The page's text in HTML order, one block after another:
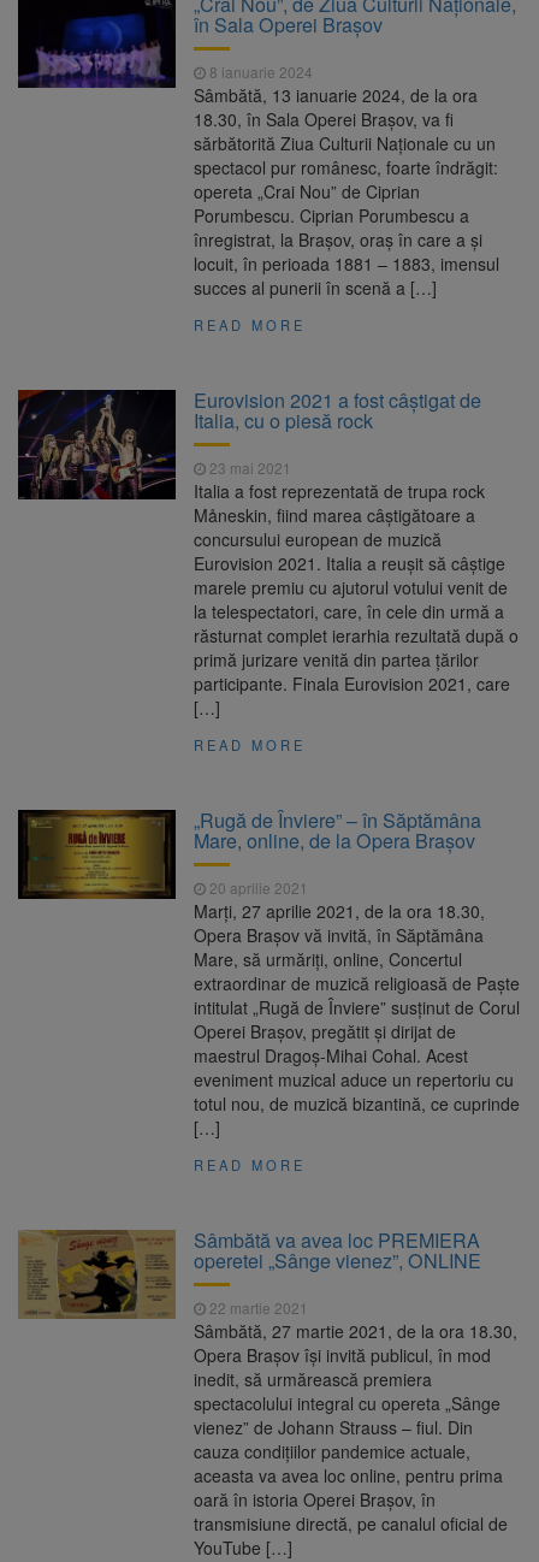
6 august 2026
AUR a lansat platforma
suspeND.ro pentru urmărirea inițiativei de
suspendare a președintelui Nicușor Dan
Înalta Curte analizează
dosarul lui Călin Georgescu și Horațiu Potra.
Judecătorii decid dacă începe procesul
Strategia națională pentru
biodiversitate 2026-2030, adoptată de Senat.
Proiectul merge la promulgare
în Sala Operei Brașov
8 ianuarie 2024
Sâmbătă, 13 ianuarie 2024, de la ora
18.30, în Sala Operei Brașov, va fi
sărbătorită Ziua Culturii Naționale cu un
spectacol pur românesc, foarte îndrăgit:
opereta „Crai Nou” de Ciprian
Porumbescu. Ciprian Porumbescu a
înregistrat, la Brașov, oraș în care a și
locuit, în perioada 1881 – 1883, imensul
succes al punerii în scenă a […]
READ MORE
Eurovision 2021 a fost câștigat de
Italia, cu o piesă rock
23 mai 2021
Italia a fost reprezentată de trupa rock
Måneskin, fiind marea câștigătoare a
concursului european de muzică
Eurovision 2021. Italia a reușit să câștige
marele premiu cu ajutorul votului venit de
la telespectatori, care, în cele din urmă a
răsturnat complet ierarhia rezultată după o
primă jurizare venită din partea țărilor
participante. Finala Eurovision 2021, care
[…]
READ MORE
„Rugă de Înviere” – în Săptămâna
Mare, online, de la Opera Brașov
20 aprilie 2021
Marți, 27 aprilie 2021, de la ora 18.30,
Opera Brașov vă invită, în Săptămâna
Mare, să urmăriți, online, Concertul
extraordinar de muzică religioasă de Paște
intitulat „Rugă de Înviere” susținut de Corul
Operei Brașov, pregătit și dirijat de
maestrul Dragoș-Mihai Cohal. Acest
eveniment muzical aduce un repertoriu cu
totul nou, de muzică bizantină, ce cuprinde
[…]
READ MORE
Sâmbătă va avea loc PREMIERA
operetei „Sânge vienez”, ONLINE
22 martie 2021
Sâmbătă, 27 martie 2021, de la ora 18.30,
Opera Brașov își invită publicul, în mod
inedit, să urmărească premiera
spectacolului integral cu opereta „Sânge
vienez” de Johann Strauss – fiul. Din
cauza condițiilor pandemice actuale,
aceasta va avea loc online, pentru prima
oară în istoria Operei Brașov, în
transmisiune directă, pe canalul oficial de
YouTube […]